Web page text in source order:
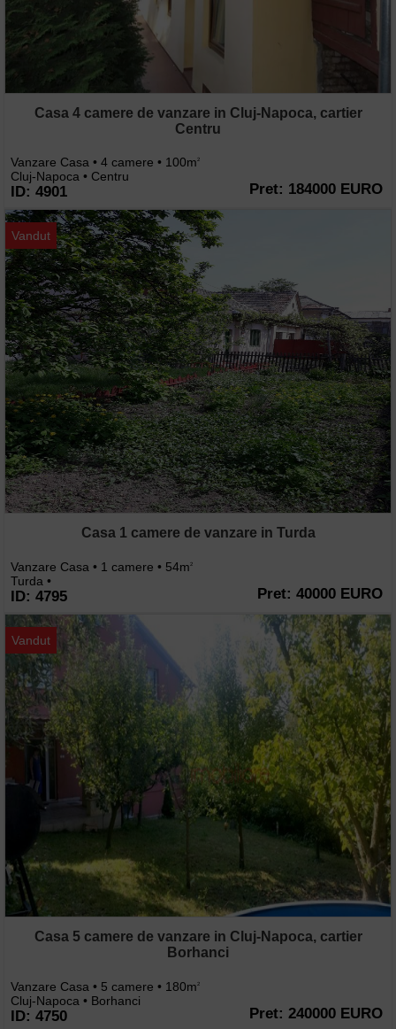
Casa 4 camere de vanzare in Cluj-Napoca, cartier
Centru
Vanzare Casa • 4 camere • 100m2
Cluj-Napoca • Centru
ID: 4901 Pret: 184000 EURO
Vandut
Casa 1 camere de vanzare in Turda
Vanzare Casa • 1 camere • 54m2
Turda •
ID: 4795 Pret: 40000 EURO
Vandut
Casa 5 camere de vanzare in Cluj-Napoca, cartier
Borhanci
Vanzare Casa • 5 camere • 180m2
Cluj-Napoca • Borhanci
ID: 4750 Pret: 240000 EURO